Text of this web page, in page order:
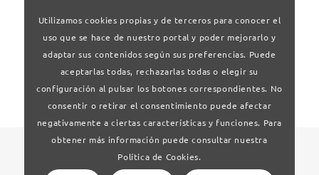
Bases legales|Política de privacitat
© 2024 Clúster Audiovisual de Catalunya
Utilizamos cookies propias y de terceros para conocer el
uso que se hace de nuestro portal y poder mejorarlo y
adaptar sus contenidos según sus preferencias. Puede
aceptarlas todas, rechazarlas todas o elegir su
configuración al pulsar los botones correspondientes. No
consentir o retirar el consentimiento puede afectar
negativamente a ciertas características y funciones. Para
obtener más información puede consultar nuestra
Política de Cookies.